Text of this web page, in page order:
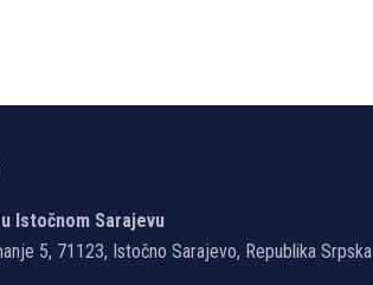
Istočnom Sarajevu
5, 71123, Istočno Sarajevo, Republika Srpska